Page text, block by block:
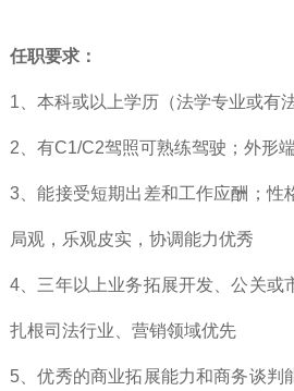
任职要求：
1、本科或以上学历（法学专业或有
2、有C1/C2驾照可熟练驾驶；外形
3、能接受短期出差和工作应酬；性
局观，乐观皮实，协调能力优秀
4、三年以上业务拓展开发、公关或
扎根司法行业、营销领域优先
5、优秀的商业拓展能力和商务谈判